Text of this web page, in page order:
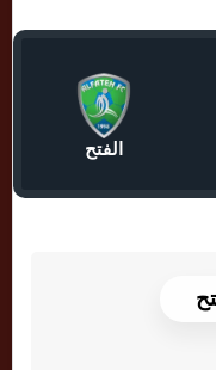
الفتح